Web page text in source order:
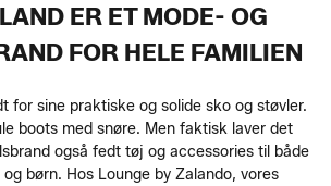
ER ET MODE- OG
FOR HELE FAMILIEN
for sine praktiske og solide sko og støvler.
boots med snøre. Men faktisk laver det
også fedt tøj og accessories til både
børn. Hos Lounge by Zalando, vores